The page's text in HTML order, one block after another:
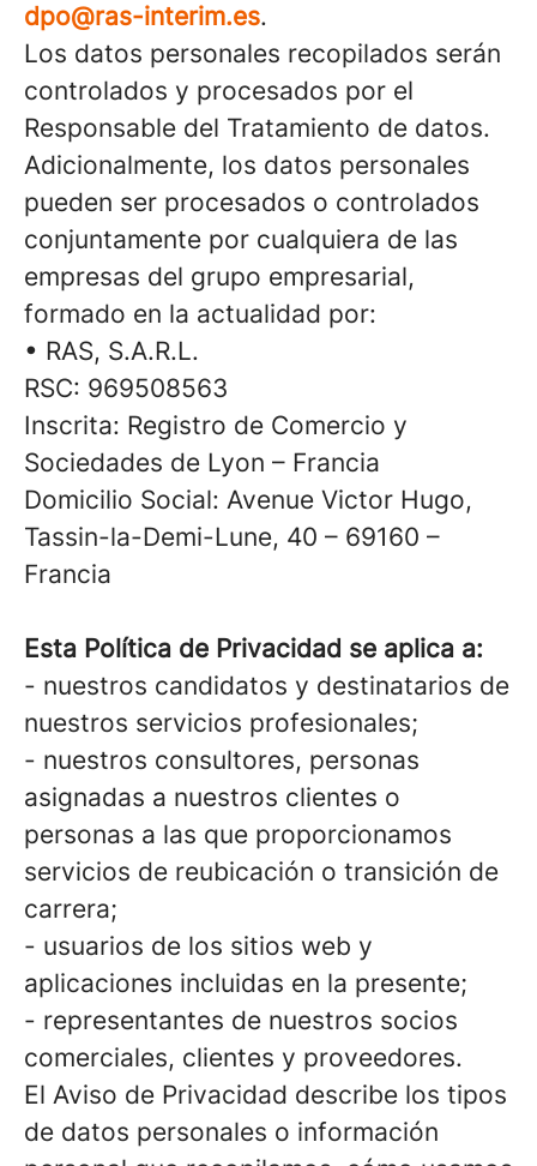
dpo@ras-interim.es.
Los datos personales recopilados serán
controlados y procesados por el
Responsable del Tratamiento de datos.
Adicionalmente, los datos personales
pueden ser procesados o controlados
conjuntamente por cualquiera de las
empresas del grupo empresarial,
formado en la actualidad por:
• RAS, S.A.R.L.
RSC: 969508563
Inscrita: Registro de Comercio y
Sociedades de Lyon – Francia
Domicilio Social: Avenue Victor Hugo,
Tassin-la-Demi-Lune, 40 – 69160 –
Francia
Esta Política de Privacidad se aplica a:
- nuestros candidatos y destinatarios de
nuestros servicios profesionales;
- nuestros consultores, personas
asignadas a nuestros clientes o
personas a las que proporcionamos
servicios de reubicación o transición de
carrera;
- usuarios de los sitios web y
aplicaciones incluidas en la presente;
- representantes de nuestros socios
comerciales, clientes y proveedores.
El Aviso de Privacidad describe los tipos
de datos personales o información